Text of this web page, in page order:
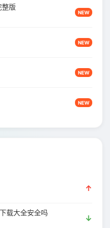
整版
NEW
NEW
NEW
NEW
↑
载大全安全吗
↓